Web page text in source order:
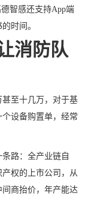
智感还支持App端
时间。
消防队
甚至十几万，对于基
设备购置单，经常
路：全产业链自
权的上市公司，从
商抬价，年产能达